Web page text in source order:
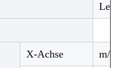
X-Achse m/